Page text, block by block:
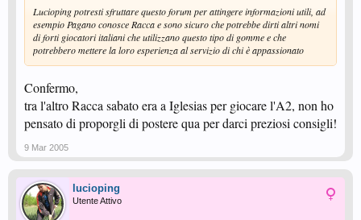
Lucioping potresti sfruttare questo forum per attingere informazioni utili, ad
esempio Pagano conosce Racca e sono sicuro che potrebbe dirti altri nomi
di forti giocatori italiani che utilizzano questo tipo di gomme e che
potrebbero mettere la loro esperienza al servizio di chi è appassionato
Confermo,
tra l'altro Racca sabato era a Iglesias per giocare l'A2, non ho
pensato di proporgli di postere qua per darci preziosi consigli!
9 Mar 2005
lucioping
Utente Attivo